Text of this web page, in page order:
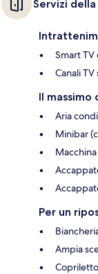
Servizi
Smart TV
Canali
Il massimo
Aria
Minibar
Per un
Ampia